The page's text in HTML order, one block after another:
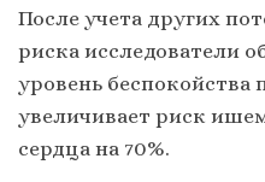
После учета других
риска исследователи
уровень беспокойства
увеличивает риск
сердца на 70%.